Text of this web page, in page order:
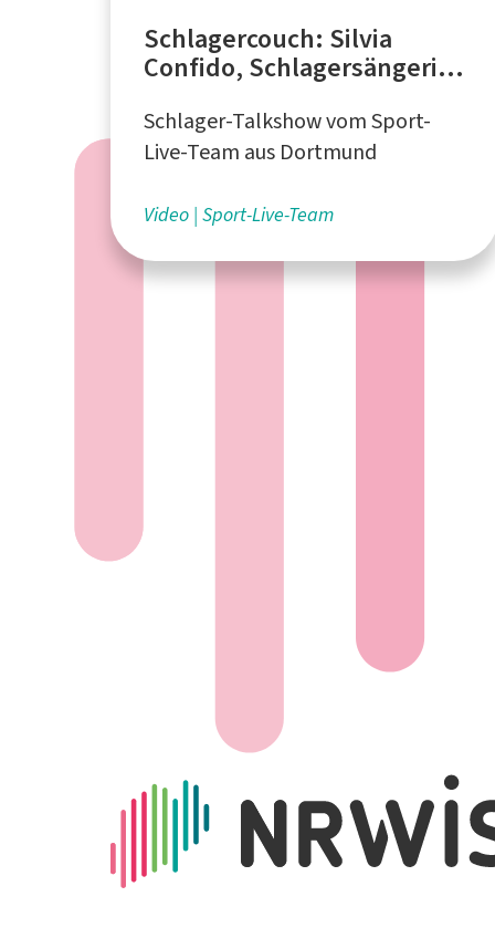
Schlagercouch: Silvia
Confido, Schlagersängerin
Schlager-Talkshow vom Sport-
Live-Team aus Dortmund
Video Sport-Live-Team